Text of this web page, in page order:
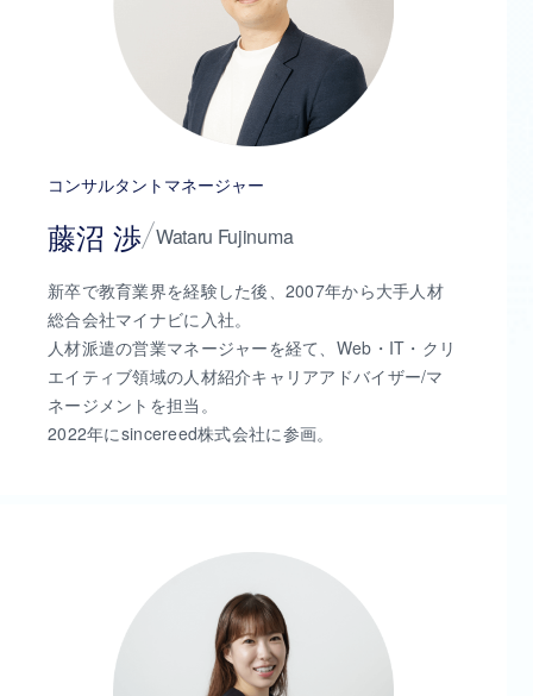
コンサルタントマネージャー
藤沼 渉 Wataru Fujinuma
新卒で教育業界を経験した後、2007年から大手人材
総合会社マイナビに入社。
人材派遣の営業マネージャーを経て、Web・IT・クリ
エイティブ領域の人材紹介キャリアアドバイザー/マ
ネージメントを担当。
2022年にsincereed株式会社に参画。